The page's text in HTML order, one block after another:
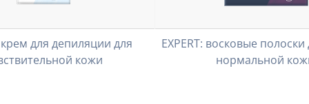
для депиляции для
кожи
EXPERT: восковые
нормальной